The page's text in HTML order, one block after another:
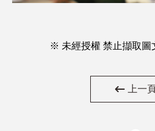
※ 未經授權 禁止擷取圖
上一